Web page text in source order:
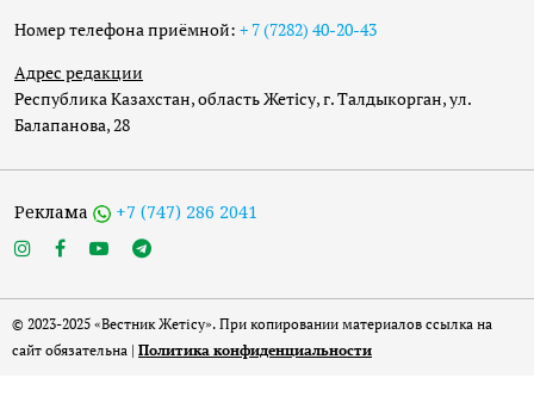
Номер телефона приёмной: + 7 (7282) 40-20-43
Адрес редакции
Республика Казахстан, область Жетісу, г. Талдыкорган, ул.
Балапанова, 28
Реклама +7 (747) 286 2041
© 2023-2025 «Вестник Жетісу». При копировании материалов ссылка на
сайт обязательна | Политика конфиденциальности